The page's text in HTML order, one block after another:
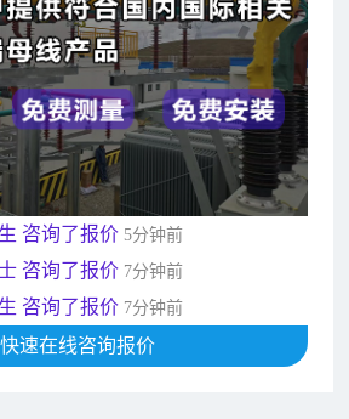
咨询了报价7分钟前
咨询了报价7分钟前
咨询了报价10分钟前
生 咨询了报价1秒前
咨询了报价
生 咨询了报价1分钟前
咨询了报价 5分钟前
咨询了报价 7分钟前
咨询了报价 7分钟前
咨询了报价10分钟前
快速在线咨询报价